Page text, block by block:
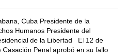
Cuba Presidente de la
Humanos Presidente del
de la Libertad El 12 de
Penal aprobó en su fallo